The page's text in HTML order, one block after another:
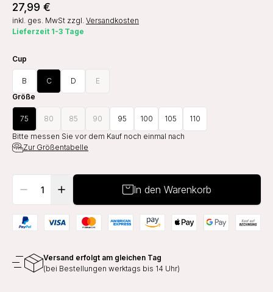
27,99 €
inkl. ges. MwSt zzgl. Versandkosten
Lieferzeit 1-3 Tage
Cup
B C D
E
Größe
75 80 85 90 95 100 105
110
Bitte messen Sie vor dem Kauf noch einmal nach
Zur Größentabelle
In den Warenkorb
Versand erfolgt am gleichen Tag
(bei Bestellungen werktags bis 14 Uhr)